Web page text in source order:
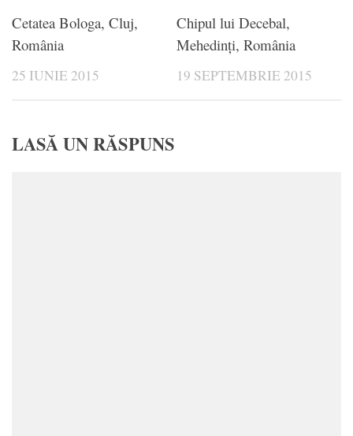
Cetatea Bologa, Cluj,
România
25 IUNIE 2015
Chipul lui Decebal,
Mehedinți, România
19 SEPTEMBRIE 2015
LASĂ UN RĂSPUNS